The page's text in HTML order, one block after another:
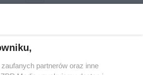
partnerów oraz inne